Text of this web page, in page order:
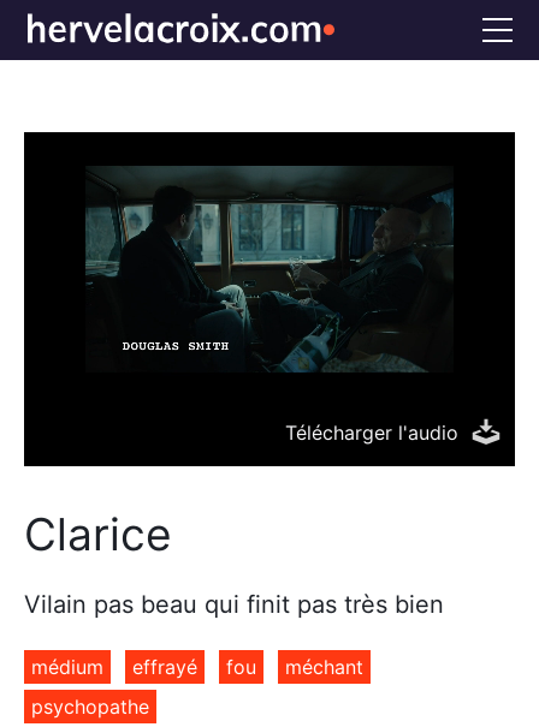
Télécharger l'audio
Clarice
Vilain pas beau qui finit pas très bien
médium effrayé fou
méchant
psychopathe
Voix off